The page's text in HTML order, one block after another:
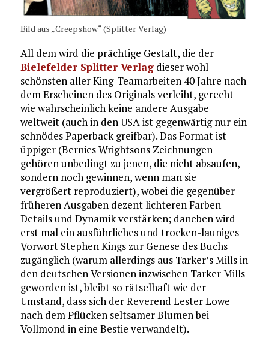
Bild aus „Creepshow“ (Splitter Verlag)
All dem wird die prächtige Gestalt, die der
Bielefelder Splitter Verlagdieser wohl
schönsten aller King-Teamarbeiten 40 Jahre nach
dem Erscheinen des Originals verleiht, gerecht
wie wahrscheinlich keine andere Ausgabe
weltweit (auch in den USA ist gegenwärtig nur ein
schnödes Paperback greifbar). Das Format ist
üppiger (Bernies Wrightsons Zeichnungen
gehören unbedingt zu jenen, die nicht absaufen,
sondern noch gewinnen, wenn man sie
vergrößert reproduziert), wobei die gegenüber
früheren Ausgaben dezent lichteren Farben
Details und Dynamik verstärken; daneben wird
erst mal ein ausführliches und trocken-launiges
Vorwort Stephen Kings zur Genese des Buchs
zugänglich (warum allerdings aus Tarker’s Mills in
den deutschen Versionen inzwischen Tarker Mills
geworden ist, bleibt so rätselhaft wie der
Umstand, dass sich der Reverend Lester Lowe
nach dem Pflücken seltsamer Blumen bei
Vollmond in eine Bestie verwandelt).